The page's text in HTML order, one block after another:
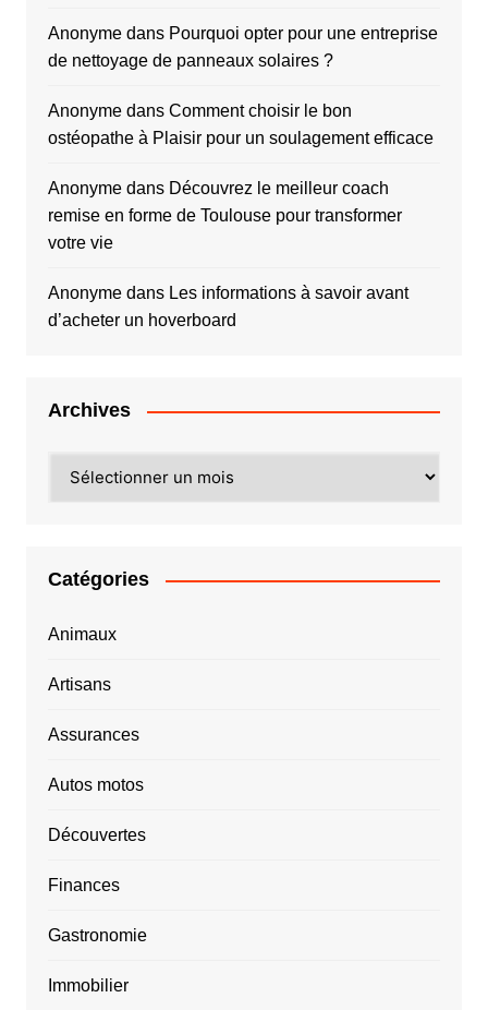
Anonymedans Pourquoi opter pour une entreprise
de nettoyage de panneaux solaires ?
Anonymedans Comment choisir le bon
ostéopathe à Plaisir pour un soulagement efficace
Anonymedans Découvrez le meilleur coach
remise en forme de Toulouse pour transformer
votre vie
Anonymedans Les informations à savoir avant
d’acheter un hoverboard
Archives
Catégories
Animaux
Artisans
Assurances
Autos motos
Découvertes
Finances
Gastronomie
Immobilier